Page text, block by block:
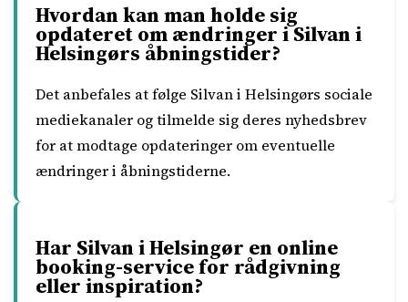
Hvordan kan man holde sig
opdateret om ændringer i Silvan i
Helsingørs åbningstider?
Det anbefales at følge Silvan i Helsingørs sociale
mediekanaler og tilmelde sig deres nyhedsbrev
for at modtage opdateringer om eventuelle
ændringer i åbningstiderne.
Har Silvan i Helsingør en online
booking-service for rådgivning
eller inspiration?